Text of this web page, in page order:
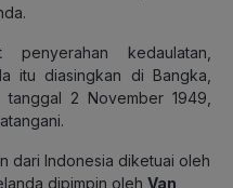
penyerahan kedaulatan,
itu diasingkan di Bangka,
2 November 1949,
dari Indonesia diketuai oleh
dipimpin oleh Van